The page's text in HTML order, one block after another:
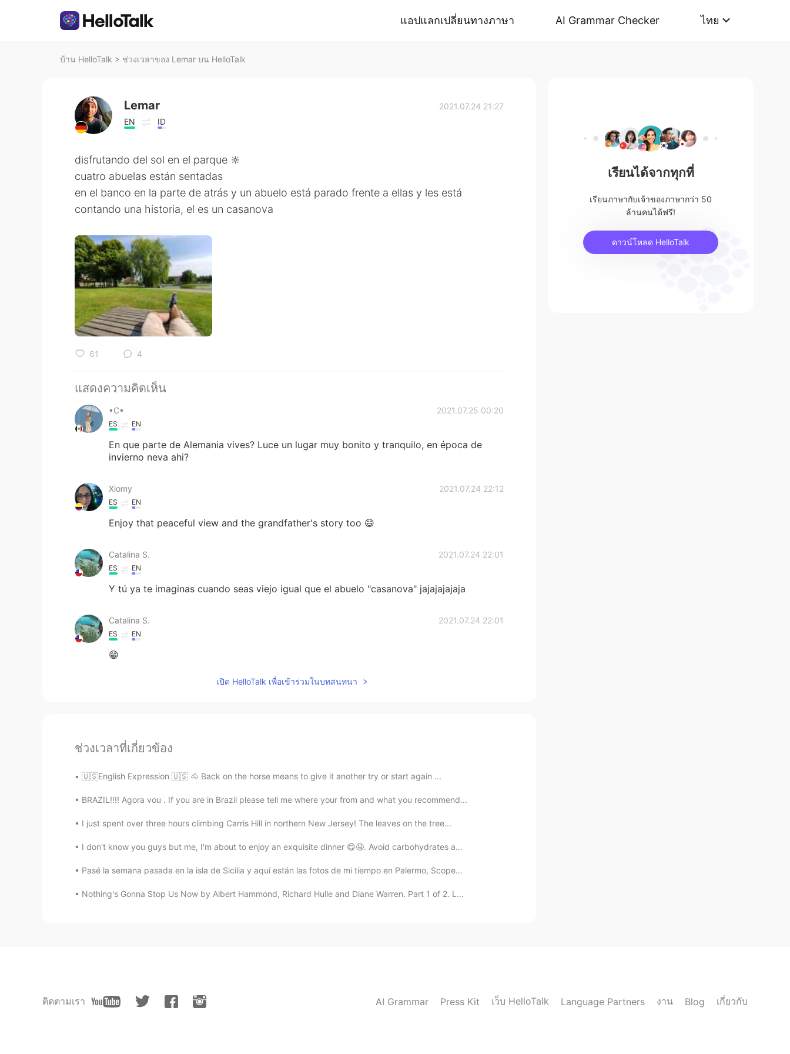
แอปแลกเปลี่ยนทางภาษา AI Grammar Checker ไทย
บ้าน HelloTalk > ช่วงเวลาของ Lemar บน HelloTalk
Lemar
EN ID
2021.07.24 21:27
disfrutando del sol en el parque 🔆
cuatro abuelas están sentadas
en el banco en la parte de atrás y un abuelo está parado frente a ellas y les está
contando una historia, el es un casanova
61 4
แสดงความคิดเห็น
•C• 2021.07.25 00:20
ES EN
En que parte de Alemania vives? Luce un lugar muy bonito y tranquilo, en época de
invierno neva ahi?
Xiomy 2021.07.24 22:12
ES EN
Enjoy that peaceful view and the grandfather's story too 😄
Catalina S. 2021.07.24 22:01
ES EN
Y tú ya te imaginas cuando seas viejo igual que el abuelo "casanova" jajajajajaja
Catalina S. 2021.07.24 22:01
ES EN
😁
เปิด HelloTalk เพื่อเข้าร่วมในบทสนทนา
ช่วงเวลาที่เกี่ยวข้อง
🇺🇸English Expression 🇺🇸 🐴 Back on the horse means to give it another try or start again ...
BRAZIL!!!! Agora vou . If you are in Brazil please tell me where your from and what you recommend...
I just spent over three hours climbing Carris Hill in northern New Jersey! The leaves on the tree...
I don't know you guys but me, I'm about to enjoy an exquisite dinner 😋🤤. Avoid carbohydrates a...
Pasé la semana pasada en la isla de Sicilia y aquí están las fotos de mi tiempo en Palermo, Scope...
Nothing's Gonna Stop Us Now by Albert Hammond, Richard Hulle and Diane Warren. Part 1 of 2. L...
เรียนได้จากทุกที่
เรียนภาษากับเจ้าของภาษากว่า 50
ล้านคนได้ฟรี!
ดาวน์โหลด HelloTalk
ติดตามเรา AI Grammar Press Kit เว็บ HelloTalk Language Partners งาน Blog เกี่ยวกับ